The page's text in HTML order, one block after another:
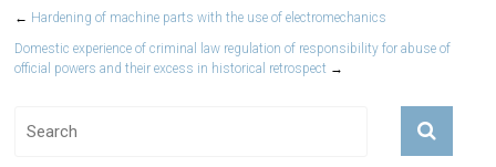
← Hardening of machine parts with the use of electromechanics
Domestic experience of criminal law regulation of responsibility for abuse of
official powers and their excess in historical retrospect →